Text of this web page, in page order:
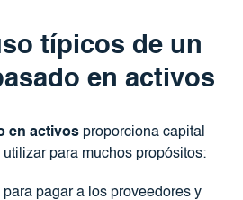
típicos de un
en activos
en activosproporciona capital
para muchos propósitos:
para pagar a los proveedores y